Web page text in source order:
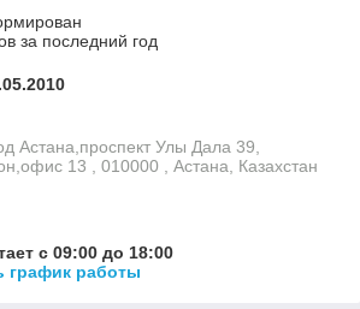
за последний год
Астана,проспект Улы Дала 39,
13 , 010000 , Астана, Казахстан
с 09:00 до 18:00
график работы